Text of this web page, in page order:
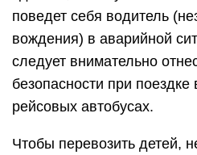
поведет себя водитель
вождения) в аварийной
следует внимательно
безопасности при
рейсовых автобусах.
Чтобы перевозить детей,